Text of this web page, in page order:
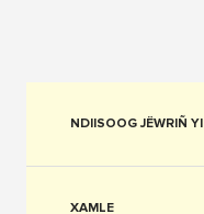
NDIISOOG JËWRIÑ YI
XAMLE